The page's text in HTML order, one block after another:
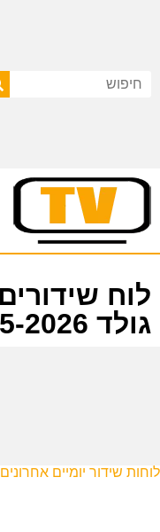
גולד 18-05-2026
לוחות שידור יומיים אחרונים